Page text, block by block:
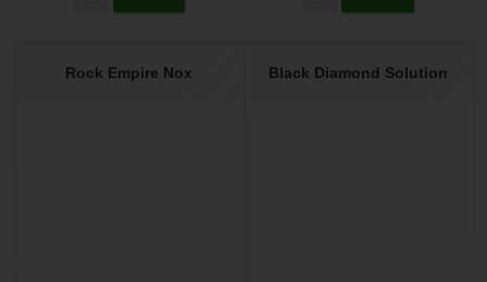
Rock Empire Nox Black Diamond Solution